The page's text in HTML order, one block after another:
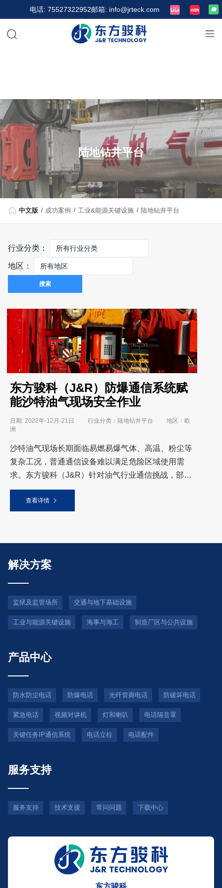
电话: 75527322952邮箱: info@jrteck.com
陆地钻井平台
中文版 成功案例 工业&能源关键设施 陆地钻井平台
行业分类：
地区：
搜索
东方骏科（J&R）防爆通信系统赋
能沙特油气现场安全作业
日期: 2022年-12月-21日 行业分类：陆地钻井平台 地区：欧
洲
沙特油气现场长期面临易燃易爆气体、高温、粉尘等
复杂工况，普通通信设备难以满足危险区域使用需
求。东方骏科（J&R）针对油气行业通信挑战，部署
JREX106系列防爆电话，为陆地钻井平台提供安
查看详情
解决方案
监狱及监管场所 交通与地下基础设施
工业与能源关键设施 海事与海工 制造厂区与公共设施
产品中心
防水防尘电话 防爆电话 光纤管廊电话 防破坏电话
紧急电话 视频对讲机 灯和喇叭 电话隔音罩
关键任务IP通信系统 电话立柱 电话配件
服务支持
服务支持 技术支援 常问问题 下载中心
东方骏科